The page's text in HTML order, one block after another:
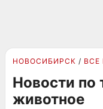
НОВОСИБИРСК ВСЕ
Новости по
животное